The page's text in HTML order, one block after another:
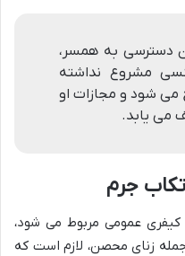
دسترسی به همسر،
مشروع نداشته
می شود و مجازات او
می یابد.
جرم
عمومی مربوط می شود،
زنای محصن، لازم است که